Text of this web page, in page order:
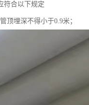
符合以下规定
顶埋深不得小于0.9米；